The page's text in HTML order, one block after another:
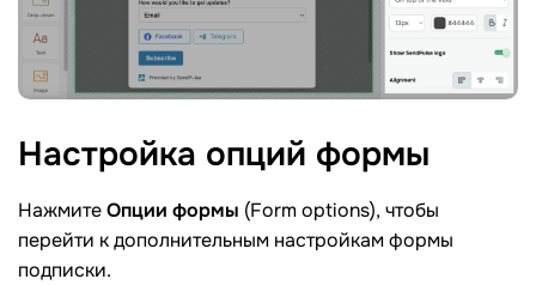
Настройка опций формы
НажмитеОпции формы (Form options), чтобы
перейти к дополнительным настройкам формы
подписки.